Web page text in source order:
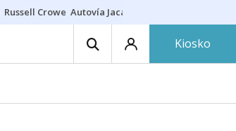
Russell Crowe Autovía Jaca
Kiosko